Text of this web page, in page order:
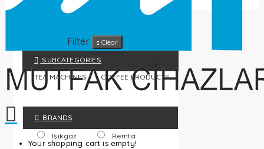
Your shopping cart is empty!
Filter
Clear
SUBCATEGORIES
TEA MACHINES
COFFEE PRODUCTS
BRANDS
Işıkgaz Remta